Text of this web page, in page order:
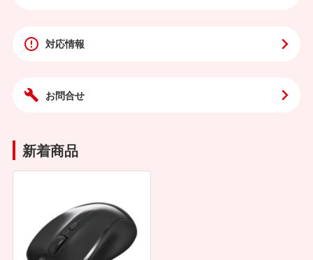
対応情報
お問合せ
新着商品